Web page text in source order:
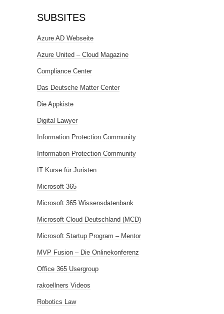
SUBSITES
Azure AD Webseite
Azure United – Cloud Magazine
Compliance Center
Das Deutsche Matter Center
Die Appkiste
Digital Lawyer
Information Protection Community
Information Protection Community
IT Kurse für Juristen
Microsoft 365
Microsoft 365 Wissensdatenbank
Microsoft Cloud Deutschland (MCD)
Microsoft Startup Program – Mentor
MVP Fusion – Die Onlinekonferenz
Office 365 Usergroup
rakoellners Videos
Robotics Law